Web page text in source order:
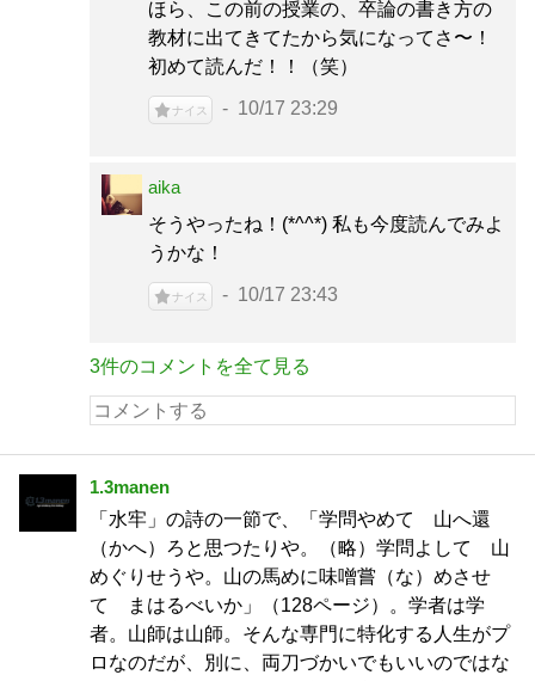
ほら、この前の授業の、卒論の書き方の
教材に出てきてたから気になってさ〜！
初めて読んだ！！（笑）
ナイス 10/17 23:29
aika
そうやったね！(*^^*) 私も今度読んでみよ
うかな！
ナイス 10/17 23:43
3件のコメントを全て見る
1.3manen
「水牢」の詩の一節で、「学問やめて 山へ還
（かへ）ろと思つたりや。（略）学問よして 山
めぐりせうや。山の馬めに味噌嘗（な）めさせ
て まはるべいか」（128ページ）。学者は学
者。山師は山師。そんな専門に特化する人生がプ
ロなのだが、別に、両刀づかいでもいいのではな